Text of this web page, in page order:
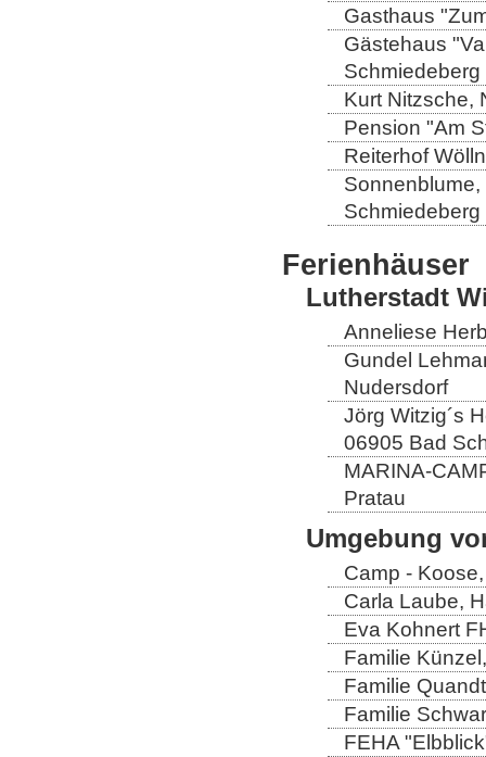
Gasthaus
Gästehaus
Schmiedeberg
Kurt Nitzsche,
Pension "Am
Reiterhof
Sonnenblume,
Schmiedeberg
Ferienhäuser
Lutherstadt
Anneliese
Gundel
Nudersdorf
Jörg Witzig´s
06905 Bad
MARINA-
Pratau
Umgebung
Camp -
Carla Laube,
Eva Kohnert
Familie
Familie
Familie
FEHA